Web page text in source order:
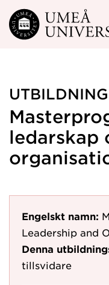
Hoppa direkt till
ledarskap
Engelskt namn:
Leadership and
Denna
tillsvidare